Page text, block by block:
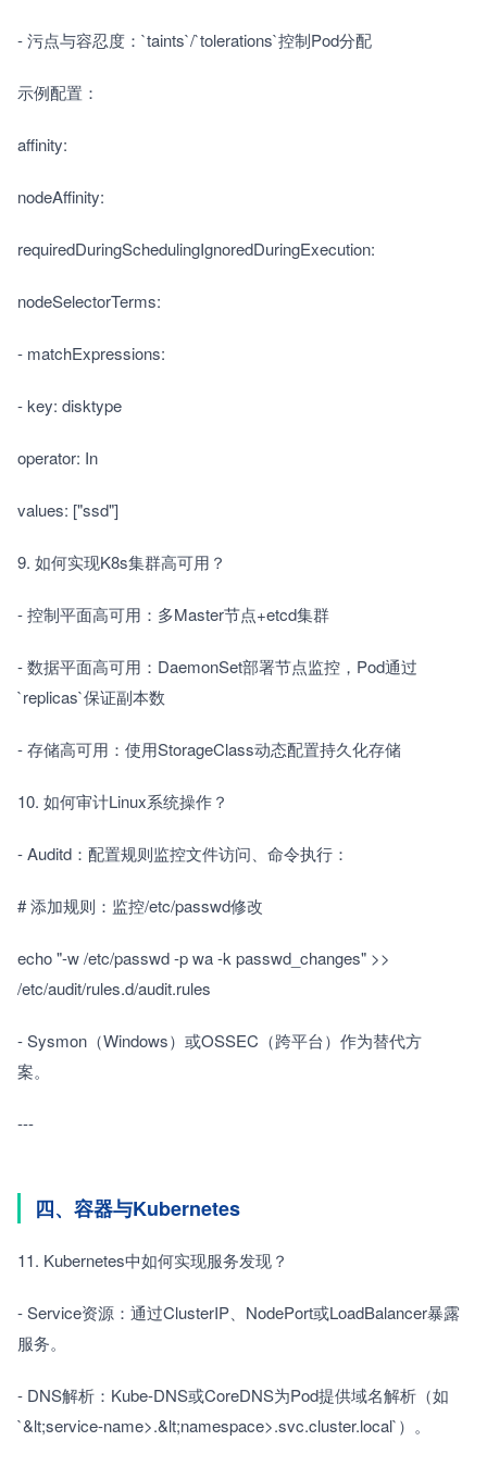
- 污点与容忍度：`taints`/`tolerations`控制Pod分配
示例配置：
affinity:
nodeAffinity:
requiredDuringSchedulingIgnoredDuringExecution:
nodeSelectorTerms:
- matchExpressions:
- key: disktype
operator: In
values: ["ssd"]
9. 如何实现K8s集群高可用？
- 控制平面高可用：多Master节点+etcd集群
- 数据平面高可用：DaemonSet部署节点监控，Pod通过
`replicas`保证副本数
- 存储高可用：使用StorageClass动态配置持久化存储
10. 如何审计Linux系统操作？
- Auditd：配置规则监控文件访问、命令执行：
# 添加规则：监控/etc/passwd修改
echo "-w /etc/passwd -p wa -k passwd_changes" >>
/etc/audit/rules.d/audit.rules
- Sysmon（Windows）或OSSEC（跨平台）作为替代方
案。
---
四、容器与Kubernetes
11. Kubernetes中如何实现服务发现？
- Service资源：通过ClusterIP、NodePort或LoadBalancer暴露
服务。
- DNS解析：Kube-DNS或CoreDNS为Pod提供域名解析（如
`&lt;service-name>.&lt;namespace>.svc.cluster.local`）。